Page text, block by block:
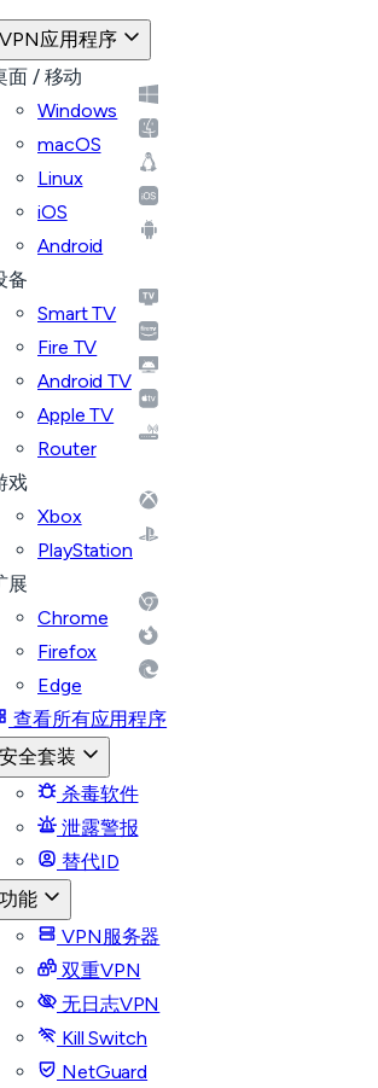
VPN应用程序
面 / 移动
Windows
macOS
Linux
iOS
Android
备
Smart TV
Fire TV
Android TV
Apple TV
Router
戏
Xbox
PlayStation
展
Chrome
Firefox
Edge
查看所有应用程序
安全套装
杀毒软件
泄露警报
替代ID
功能
VPN服务器
双重VPN
无日志VPN
Kill Switch
NetGuard